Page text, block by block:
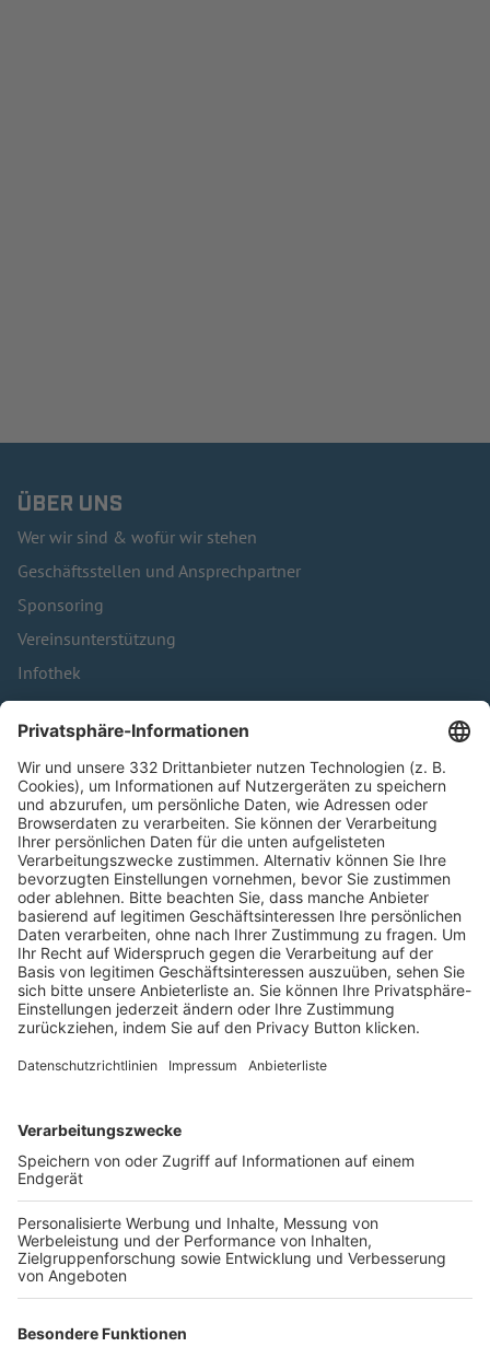
ÜBER UNS
Wer wir sind & wofür wir stehen
Geschäftsstellen und Ansprechpartner
Sponsoring
Vereinsunterstützung
Infothek
Kontakt
HÄUFIG BESUCHTE SEITEN
Pässe und Vereinswechsel
Trainerausbildung
Schulungsangebot Vereinsmitarbeiter
BFV-Geschäftsstellen
Trainerbörse
Login SpielPlus
FOLGE DEM BFV
TOP-VEREINE
TOP-PARTNER